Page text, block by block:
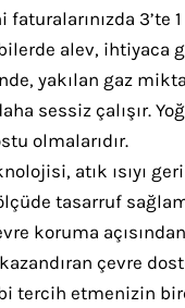
3’te
alev, ihtiyaca
yakılan gaz
sessiz çalışır.
olmalarıdır.
atık ısıyı
tasarruf
koruma
kazandıran çevre
tercih etmenizin